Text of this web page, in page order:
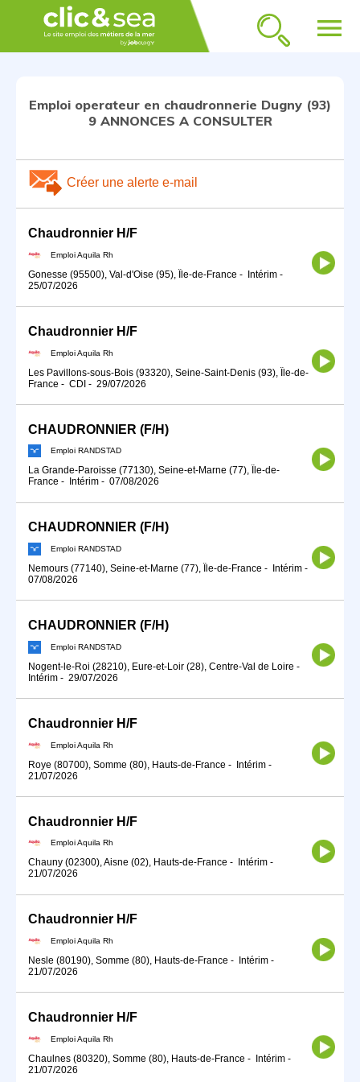
menu
Emploi operateur en chaudronnerie Dugny (93)
9 ANNONCES A CONSULTER
Créer une alerte e-mail
Chaudronnier H/F
Emploi Aquila Rh
Gonesse (95500), Val-d'Oise (95), Île-de-France - Intérim -
25/07/2026
Chaudronnier H/F
Emploi Aquila Rh
Les Pavillons-sous-Bois (93320), Seine-Saint-Denis (93), Île-de-
France - CDI - 29/07/2026
CHAUDRONNIER (F/H)
Emploi RANDSTAD
La Grande-Paroisse (77130), Seine-et-Marne (77), Île-de-
France - Intérim - 07/08/2026
CHAUDRONNIER (F/H)
Emploi RANDSTAD
Nemours (77140), Seine-et-Marne (77), Île-de-France - Intérim -
07/08/2026
CHAUDRONNIER (F/H)
Emploi RANDSTAD
Nogent-le-Roi (28210), Eure-et-Loir (28), Centre-Val de Loire -
Intérim - 29/07/2026
Chaudronnier H/F
Emploi Aquila Rh
Roye (80700), Somme (80), Hauts-de-France - Intérim -
21/07/2026
Chaudronnier H/F
Emploi Aquila Rh
Chauny (02300), Aisne (02), Hauts-de-France - Intérim -
21/07/2026
Chaudronnier H/F
Emploi Aquila Rh
Nesle (80190), Somme (80), Hauts-de-France - Intérim -
21/07/2026
Chaudronnier H/F
Emploi Aquila Rh
Chaulnes (80320), Somme (80), Hauts-de-France - Intérim -
21/07/2026